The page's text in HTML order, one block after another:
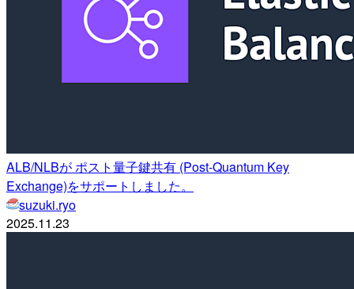
ALB/NLBが ポスト量子鍵共有 (Post-Quantum Key
Exchange)をサポートしました。
suzuki.ryo
2025.11.23